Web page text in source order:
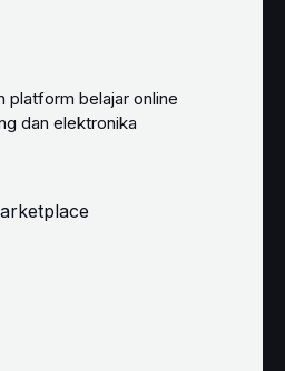
platform belajar online
dan elektronika